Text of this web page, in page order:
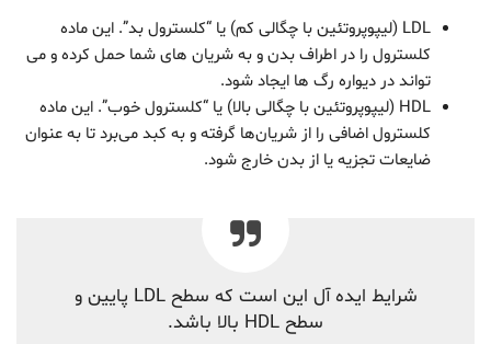
LDL (لیپوپروتئین با چگالی کم) یا “کلسترول بد”. این ماده
کلسترول را در اطراف بدن و به شریان های شما حمل کرده و می
تواند در دیواره رگ ها ایجاد شود.
HDL (لیپوپروتئین با چگالی بالا) یا “کلسترول خوب”. این ماده
کلسترول اضافی را از شریان‌ها گرفته و به کبد می‌برد تا به عنوان
ضایعات تجزیه یا از بدن خارج شود.
شرایط ایده آل این است که سطح LDL پایین و
سطح HDL بالا باشد.